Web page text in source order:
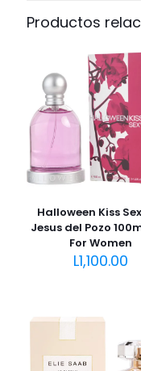
Productos
Halloween Kiss
Jesus del Pozo
For Women
L1,100.00